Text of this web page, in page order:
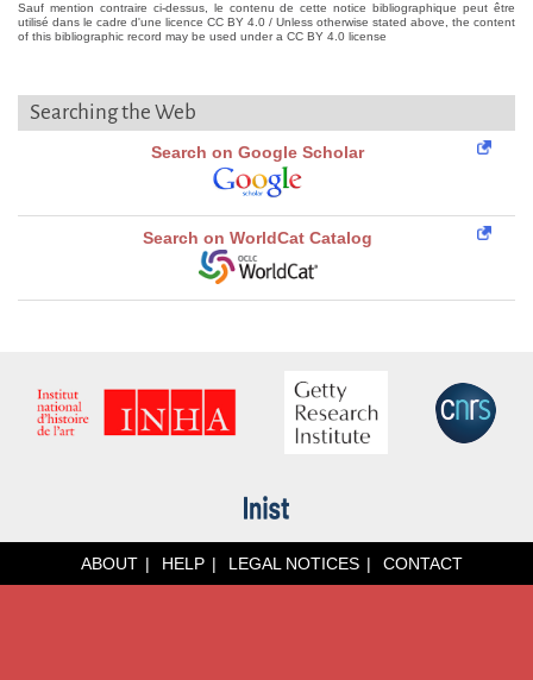
Sauf mention contraire ci-dessus, le contenu de cette notice bibliographique peut être
utilisé dans le cadre d'une licence CC BY 4.0 / Unless otherwise stated above, the content
of this bibliographic record may be used under a CC BY 4.0 license
Searching the Web
Search on Google Scholar
Search on WorldCat Catalog
ABOUT HELP LEGAL NOTICES CONTACT